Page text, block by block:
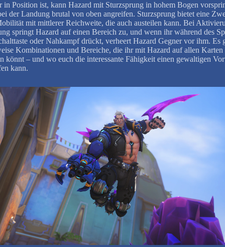
in Position ist, kann Hazard mit Sturzsprung in hohem Bogen
der Landung brutal von oben angreifen. Sturzsprung bietet eine
mit mittlerer Reichweite, die auch austeilen kann. Bei
springt Hazard auf einen Bereich zu, und wenn ihr während des
oder Nahkampf drückt, verheert Hazard Gegner vor ihm. Es
Kombinationen und Bereiche, die ihr mit Hazard auf allen
könnt – und wo euch die interessante Fähigkeit einen gewaltigen
kann.